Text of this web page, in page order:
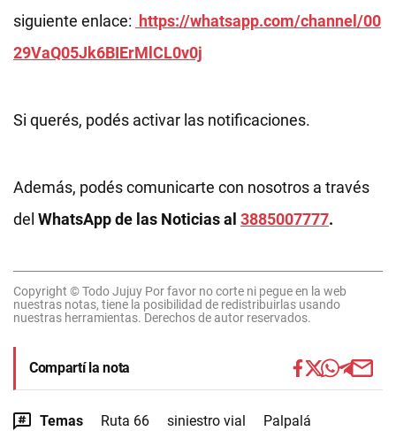
siguiente enlace: https://whatsapp.com/channel/00
29VaQ05Jk6BIErMlCL0v0j
Si querés, podés activar las notificaciones.
Además, podés comunicarte con nosotros a través
del WhatsApp de las Noticias al 3885007777.
Copyright © Todo Jujuy Por favor no corte ni pegue en la web
nuestras notas, tiene la posibilidad de redistribuirlas usando
nuestras herramientas. Derechos de autor reservados.
Compartí la nota
Temas Ruta 66 siniestro vial Palpalá